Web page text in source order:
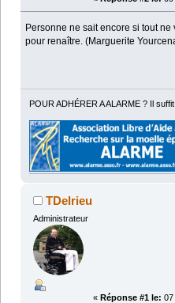
Personne ne sait encore si tout
pour renaître. (Marguerite
POUR ADHÉRER A ALARME ? Il
TDelrieu
Administrateur
« Réponse #1 le: 07